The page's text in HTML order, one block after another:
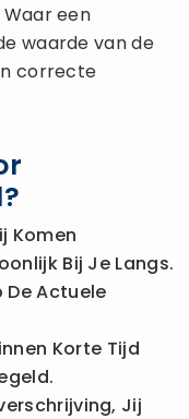
een
waarde van de
correcte
Komen
Bij Je Langs.
De Actuele
Korte Tijd
Jij